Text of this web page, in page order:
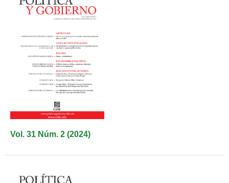
Vol. 31 Núm. 2 (2024)